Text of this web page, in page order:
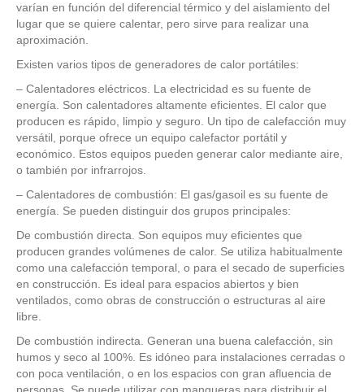
varían en función del diferencial térmico y del aislamiento del
lugar que se quiere calentar, pero sirve para realizar una
aproximación.
Existen varios tipos de generadores de calor portátiles:
– Calentadores eléctricos. La electricidad es su fuente de
energía. Son calentadores altamente eficientes. El calor que
producen es rápido, limpio y seguro. Un tipo de calefacción muy
versátil, porque ofrece un equipo calefactor portátil y
económico. Estos equipos pueden generar calor mediante aire,
o también por infrarrojos.
– Calentadores de combustión: El gas/gasoil es su fuente de
energía. Se pueden distinguir dos grupos principales:
De combustión directa. Son equipos muy eficientes que
producen grandes volúmenes de calor. Se utiliza habitualmente
como una calefacción temporal, o para el secado de superficies
en construcción. Es ideal para espacios abiertos y bien
ventilados, como obras de construcción o estructuras al aire
libre.
De combustión indirecta. Generan una buena calefacción, sin
humos y seco al 100%. Es idóneo para instalaciones cerradas o
con poca ventilación, o en los espacios con gran afluencia de